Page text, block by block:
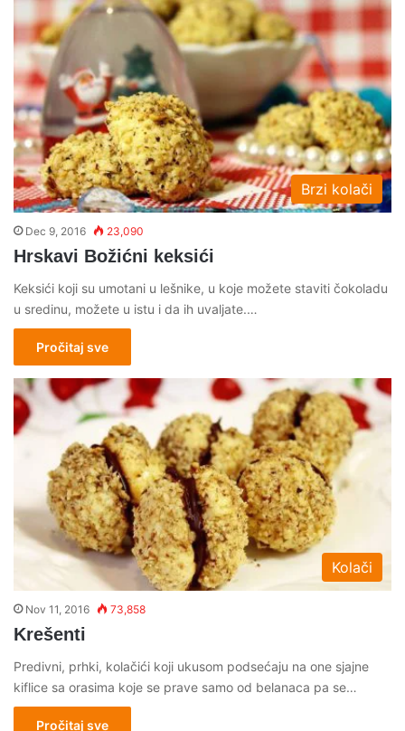
Brzi kolači
Dec 9, 2016 23,090
Hrskavi Božićni keksići
Keksići koji su umotani u lešnike, u koje možete staviti čokoladu
u sredinu, možete u istu i da ih uvaljate.…
Pročitaj sve
Kolači
Nov 11, 2016 73,858
Krešenti
Predivni, prhki, kolačići koji ukusom podsećaju na one sjajne
kiflice sa orasima koje se prave samo od belanaca pa se…
Pročitaj sve